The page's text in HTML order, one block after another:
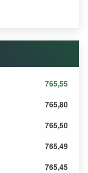
765,55
765,80
765,50
765,49
765,45